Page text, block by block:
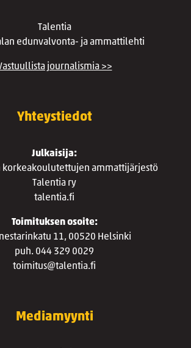
Talentia
edunvalvonta- ja ammattilehti
journalismia >>
Yhteystiedot
Julkaisija:
korkeakoulutettujen ammattijärjestö
Talentia ry
talentia.fi
Toimituksen osoite:
11, 00520 Helsinki
puh. 044 329 0029
toimitus@talentia.fi
Mediamyynti